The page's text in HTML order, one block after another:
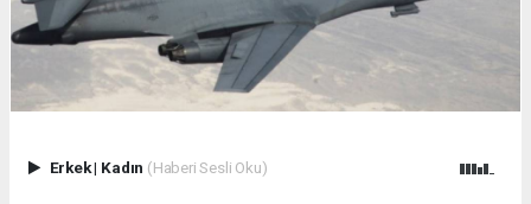
Erkek| Kadın (Haberi Sesli Oku)